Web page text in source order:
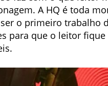
A HQ é toda
o primeiro trabalho
para que o leitor